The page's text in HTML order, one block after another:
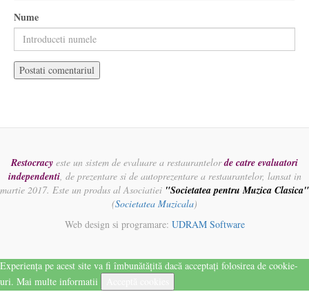
Nume
Restocracy este un sistem de evaluare a restaurantelorde catre evaluatori
independenti, de prezentare si de autoprezentare a restaurantelor, lansat in
martie 2017. Este un produs al Asociatiei "Societatea pentru Muzica Clasica"
(Societatea Muzicala)
Web design si programare: UDRAM Software
Experiența pe acest site va fi îmbunătățită dacă acceptați folosirea de cookie-
uri. Mai multe informatii